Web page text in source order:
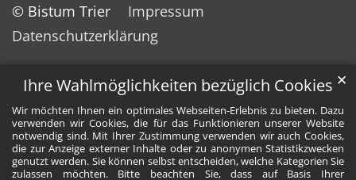
Ihre Wahlmöglichkeiten bezüglich Cookies
Wir möchten Ihnen ein optimales Webseiten-Erlebnis zu bieten. Dazu
verwenden wir Cookies, die für das Funktionieren unserer Website
notwendig sind. Mit Ihrer Zustimmung verwenden wir auch Cookies,
die zur Anzeige externer Inhalte oder zu anonymen Statistikzwecken
genutzt werden. Sie können selbst entscheiden, welche Kategorien Sie
zulassen möchten. Bitte beachten Sie, dass auf Basis Ihrer
✕
© Bistum Trier
Impressum
Datenschutzerklärung